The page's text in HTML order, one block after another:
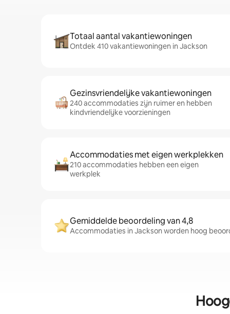
Totaal aantal vakantiewoningen
Ontdek 410 vakantiewoningen in Jackson
Gezinsvriendelijke vakantiewoningen
240 accommodaties zijn ruimer en hebben
kindvriendelijke voorzieningen
Accommodaties met eigen werkplekken
210 accommodaties hebben een eigen
werkplek
Gemiddelde beoordeling van 4,8
Accommodaties in Jackson worden hoog